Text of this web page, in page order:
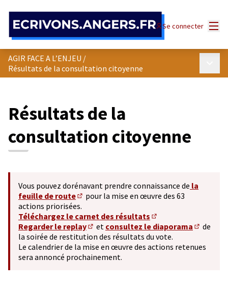
Se connecter
AGIR FACE A L’ENJEU /
Résultats de la consultation citoyenne
Résultats de la
consultation citoyenne
Vous pouvez dorénavant prendre connaissance de la
feuille de route
(S'ouvre dans un nouvel onglet)
pour la mise en œuvre des 63
actions priorisées.
Téléchargez le carnet des résultats
(S'ouvre dans un
Regarder le replay
(Lien externe)
et consultez le diaporama
de
la soirée de restitution des résultats du vote.
Le calendrier de la mise en œuvre des actions retenues
sera annoncé prochainement.